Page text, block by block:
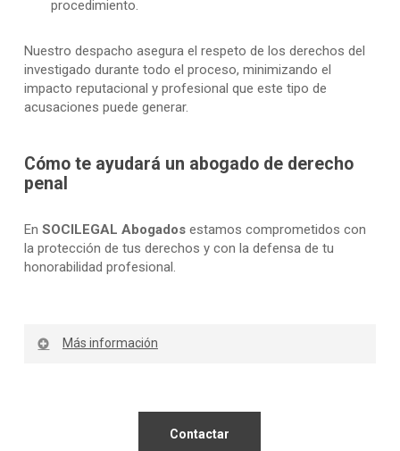
procedimiento.
Nuestro despacho asegura el respeto de los derechos del
investigado durante todo el proceso, minimizando el
impacto reputacional y profesional que este tipo de
acusaciones puede generar.
Cómo te ayudará un abogado de derecho
penal
En SOCILEGAL Abogadosestamos comprometidos con
la protección de tus derechos y con la defensa de tu
honorabilidad profesional.
Más información
Contactar